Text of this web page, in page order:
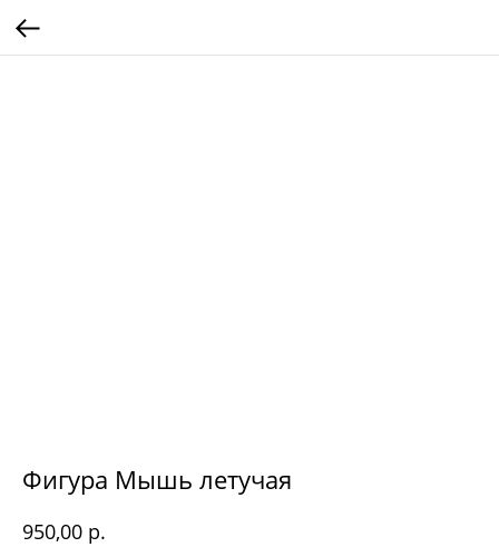
Фигура Мышь летучая
950,00 р.